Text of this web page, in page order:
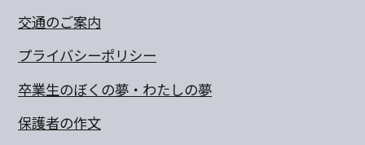
交通のご案内
プライバシーポリシー
卒業生のぼくの夢・わたしの夢
保護者の作文